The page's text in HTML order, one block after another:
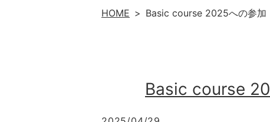
HOME Basic course 2025への参
Basic course